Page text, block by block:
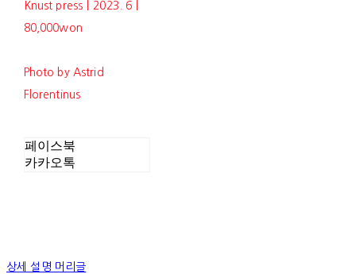
Knust pressㅣ2023. 6ㅣ
80,000won
Photo by Astrid
Florentinus
페이스북
카카오톡
상세 설명 머리글